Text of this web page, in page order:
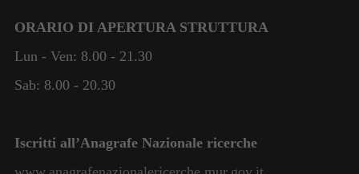
ORARIO DI APERTURA STRUTTURA
Lun - Ven: 8.00 - 21.30
Sab: 8.00 - 20.30
Iscritti all’Anagrafe Nazionale ricerche